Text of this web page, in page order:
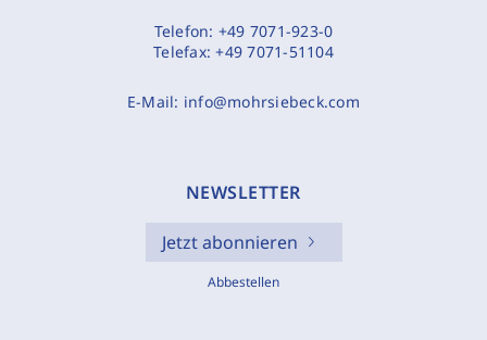
Telefon: +49 7071-923-0
Telefax:+49 7071-51104
E-Mail: info@mohrsiebeck.com
NEWSLETTER
Jetzt abonnieren
Abbestellen